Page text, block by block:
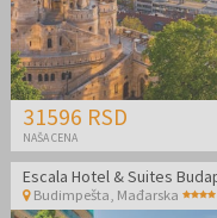
31596 RSD
NAŠA CENA
Budimpešta Mađarska